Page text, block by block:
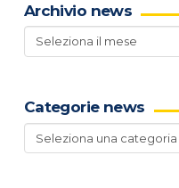
Archivio news
Archivio
news
Categorie news
Categorie
news